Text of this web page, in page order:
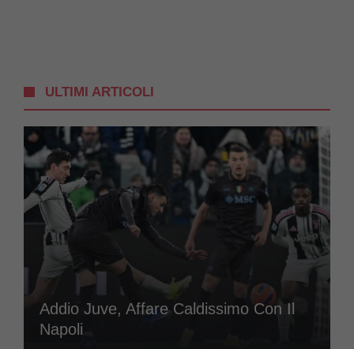
ULTIMI ARTICOLI
Addio Juve, Affare Caldissimo Con Il
Napoli